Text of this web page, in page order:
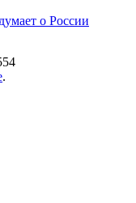
о России
.